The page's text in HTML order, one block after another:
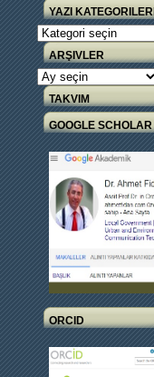
YAZI KATEGORILERI
Yazı
Kategorileri
ARŞIVLER
Arşivler
TAKVIM
GOOGLE SCHOLAR
ORCID